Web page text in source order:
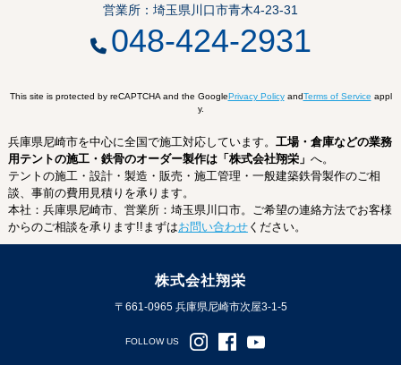
営業所：埼玉県川口市青木4-23-31
048-424-2931
This site is protected by reCAPTCHA and the GooglePrivacy PolicyandTerms of Service appl
y.
兵庫県尼崎市を中心に全国で施工対応しています。 工場・倉庫などの業務
用テントの施工・鉄骨のオーダー製作は「株式会社翔栄」 へ。
テントの施工・設計・製造・販売・施工管理・一般建築鉄骨製作のご相
談、事前の費用見積りを承ります。
本社：兵庫県尼崎市、営業所：埼玉県川口市。ご希望の連絡方法でお客様
からのご相談を承ります!!まずはお問い合わせください。
株式会社翔栄
〒661-0965 兵庫県尼崎市次屋3-1-5
FOLLOW US